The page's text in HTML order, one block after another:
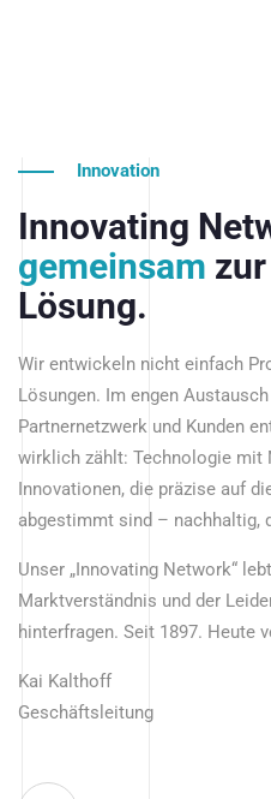
Innovation
Innovating
gemeinsam
Lösung.
Wir entwickeln nicht einfach
Lösungen. Im engen
Partnernetzwerk und Kunden
wirklich zählt: Technologie mit
Innovationen, die präzise auf
abgestimmt sind – nachhaltig,
Unser „Innovating Network“
Marktverständnis und der
hinterfragen. Seit 1897. Heute
Kai Kalthoff
Geschäftsleitung